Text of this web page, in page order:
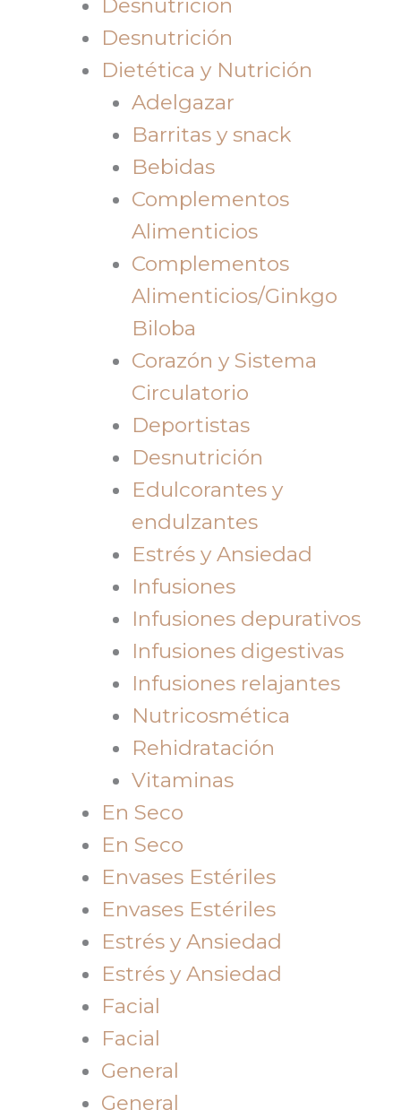
Desnutrición
Desnutrición
Dietética y Nutrición
Adelgazar
Barritas y snack
Bebidas
Complementos
Alimenticios
Complementos
Alimenticios/Ginkgo
Biloba
Corazón y Sistema
Circulatorio
Deportistas
Desnutrición
Edulcorantes y
endulzantes
Estrés y Ansiedad
Infusiones
Infusiones depurativos
Infusiones digestivas
Infusiones relajantes
Nutricosmética
Rehidratación
Vitaminas
En Seco
En Seco
Envases Estériles
Envases Estériles
Estrés y Ansiedad
Estrés y Ansiedad
Facial
Facial
General
General